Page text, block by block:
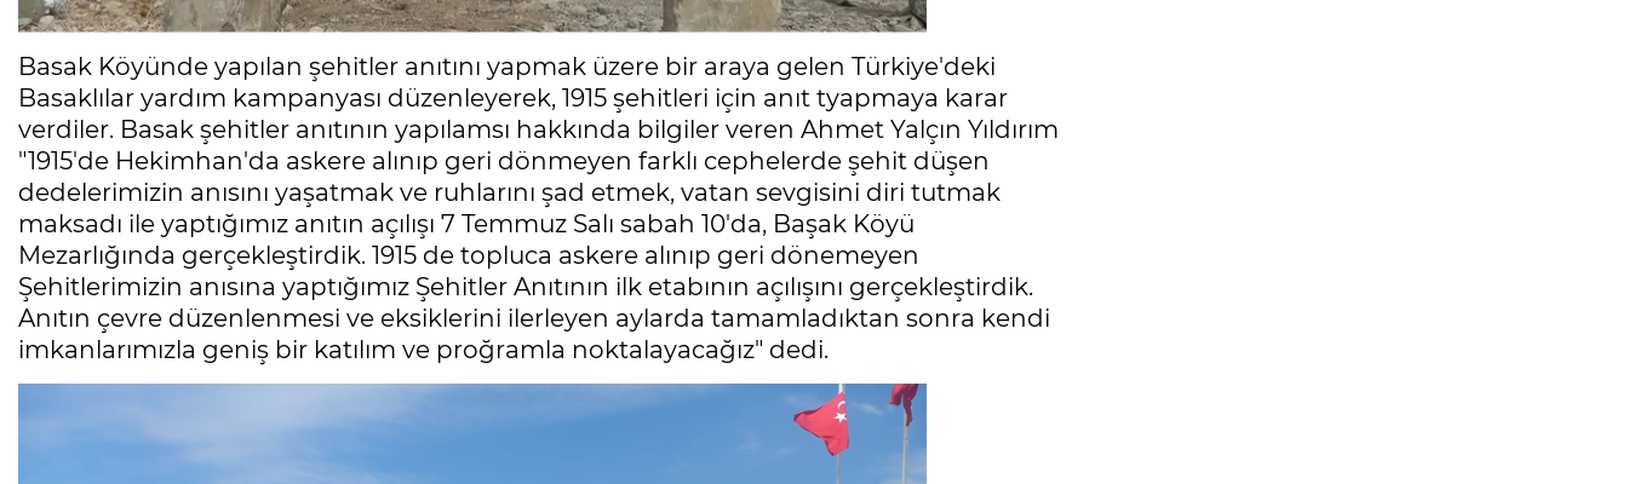
Basak Köyünde yapılan şehitler anıtını yapmak üzere bir araya gelen Türkiye'deki
Basaklılar yardım kampanyası düzenleyerek, 1915 şehitleri için anıt tyapmaya karar
verdiler. Basak şehitler anıtının yapılamsı hakkında bilgiler veren Ahmet Yalçın Yıldırım
"1915'de Hekimhan'da askere alınıp geri dönmeyen farklı cephelerde şehit düşen
dedelerimizin anısını yaşatmak ve ruhlarını şad etmek, vatan sevgisini diri tutmak
maksadı ile yaptığımız anıtın açılışı 7 Temmuz Salı sabah 10'da, Başak Köyü
Mezarlığında gerçekleştirdik. 1915 de topluca askere alınıp geri dönemeyen
Şehitlerimizin anısına yaptığımız Şehitler Anıtının ilk etabının açılışını gerçekleştirdik.
‎Anıtın çevre düzenlenmesi ve eksiklerini ilerleyen aylarda tamamladıktan sonra kendi
imkanlarımızla geniş bir katılım ve proğramla noktalayacağız" dedi.